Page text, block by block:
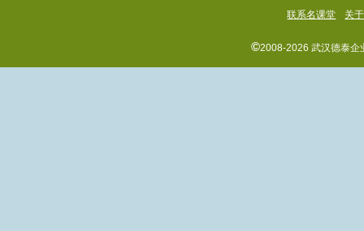
联系名课堂 关
©2008-2026 武汉德泰企